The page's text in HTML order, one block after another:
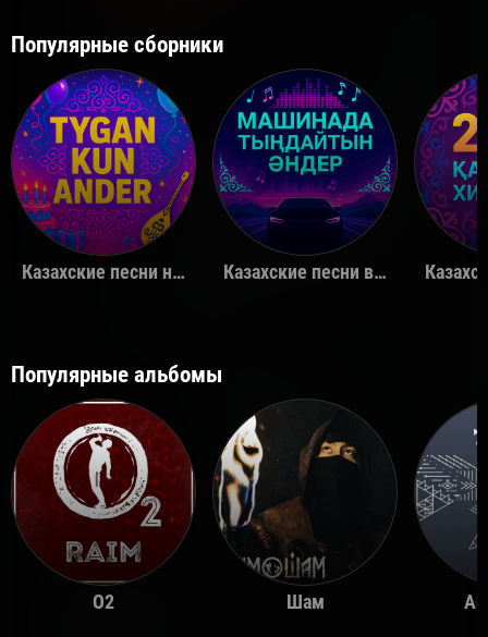
Популярные сборники
Казахские песни на день рождения Казахские песни в машину
Популярные альбомы
O2 Шам